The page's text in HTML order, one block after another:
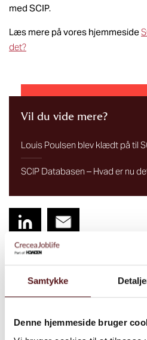
Samtykke
Denne hjemmeside bruger
med SCIP.
Læs mere på vores hjemmeside
det?
Vil du vide mere?
Louis Poulsen blev klædt på til
SCIP Databasen – Hvad er nu